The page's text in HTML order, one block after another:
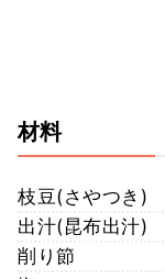
材料
枝豆(さやつき)
出汁(昆布出汁)
削り節